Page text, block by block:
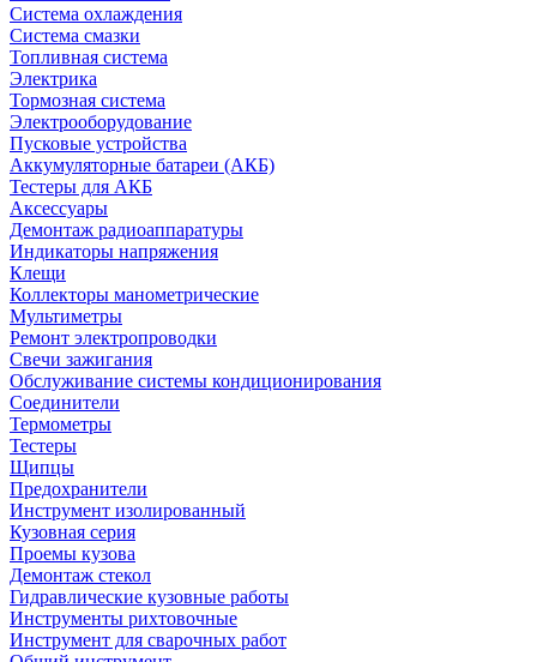
Система охлаждения
Система смазки
Топливная система
Электрика
Тормозная система
Электрооборудование
Пусковые устройства
Аккумуляторные батареи (АКБ)
Тестеры для АКБ
Аксессуары
Демонтаж радиоаппаратуры
Индикаторы напряжения
Клещи
Коллекторы манометрические
Мультиметры
Ремонт электропроводки
Свечи зажигания
Обслуживание системы кондиционирования
Соединители
Термометры
Тестеры
Щипцы
Предохранители
Инструмент изолированный
Кузовная серия
Проемы кузова
Демонтаж стекол
Гидравлические кузовные работы
Инструменты рихтовочные
Инструмент для сварочных работ